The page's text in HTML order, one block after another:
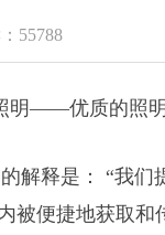
55788
明——优质的照
释是： “我们
被便捷地获取和